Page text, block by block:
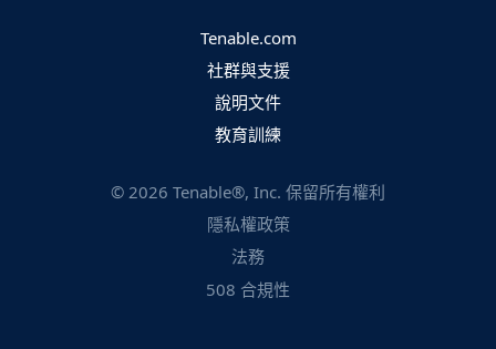
Tenable.com
社群與支援
說明文件
教育訓練
© 2026 Tenable®, Inc. 保留所有權利
隱私權政策
法務
508 合規性